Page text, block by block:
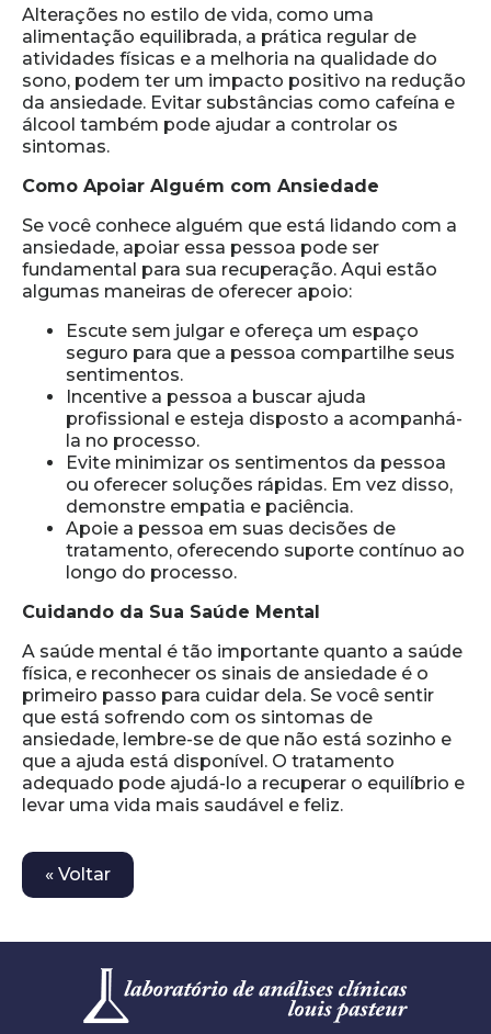
Alterações no estilo de vida, como uma
alimentação equilibrada, a prática regular de
atividades físicas e a melhoria na qualidade do
sono, podem ter um impacto positivo na redução
da ansiedade. Evitar substâncias como cafeína e
álcool também pode ajudar a controlar os
sintomas.
Como Apoiar Alguém com Ansiedade
Se você conhece alguém que está lidando com a
ansiedade, apoiar essa pessoa pode ser
fundamental para sua recuperação. Aqui estão
algumas maneiras de oferecer apoio:
Escute sem julgar e ofereça um espaço
seguro para que a pessoa compartilhe seus
sentimentos.
Incentive a pessoa a buscar ajuda
profissional e esteja disposto a acompanhá-
la no processo.
Evite minimizar os sentimentos da pessoa
ou oferecer soluções rápidas. Em vez disso,
demonstre empatia e paciência.
Apoie a pessoa em suas decisões de
tratamento, oferecendo suporte contínuo ao
longo do processo.
Cuidando da Sua Saúde Mental
A saúde mental é tão importante quanto a saúde
física, e reconhecer os sinais de ansiedade é o
primeiro passo para cuidar dela. Se você sentir
que está sofrendo com os sintomas de
ansiedade, lembre-se de que não está sozinho e
que a ajuda está disponível. O tratamento
adequado pode ajudá-lo a recuperar o equilíbrio e
levar uma vida mais saudável e feliz.
« Voltar